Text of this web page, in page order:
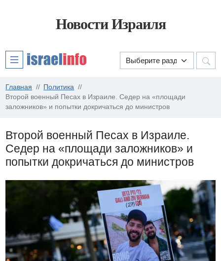
Новости Израиля
Главная
Политика
Второй военный Песах в Израиле. Седер на «площади
заложников» и попытки докричаться до министров
Второй военный Песах в Израиле.
Седер на «площади заложников» и
попытки докричаться до министров